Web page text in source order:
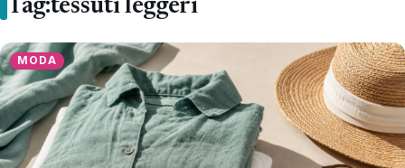
Tag:tessuti leggeri
MODA